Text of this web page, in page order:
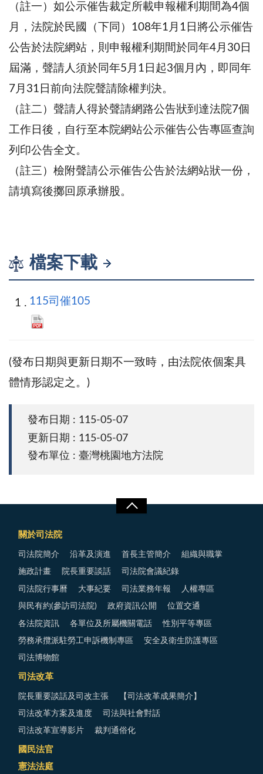
（註一）如公示催告裁定所載申報權利期間為4個
月，法院於民國（下同）108年1月1日將公示催告
公告於法院網站，則申報權利期間於同年4月30日
屆滿，聲請人須於同年5月1日起3個月內，即同年
7月31日前向法院聲請除權判決。
（註二）聲請人得於聲請網路公告狀到達法院7個
工作日後，自行至本院網站公示催告公告專區查詢
列印公告全文。
（註三）檢附聲請公示催告公告於法網站狀一份，
請填寫後擲回原承辦股。
檔案下載
115司催105
(發布日期與更新日期不一致時，由法院依個案具
體情形認定之。)
發布日期 : 115-05-07
更新日期 : 115-05-07
發布單位 : 臺灣桃園地方法院
關於司法院
司法院簡介 沿革及演進 首長主管簡介 組織與職掌
施政計畫 院長重要談話 司法院會議紀錄
司法院行事曆 大事紀要 司法業務年報 人權專區
與民有約(參訪司法院) 政府資訊公開 位置交通
各法院資訊 各單位及所屬機關電話 性別平等專區
勞務承攬派駐勞工申訴機制專區 安全及衛生防護專區
司法博物館
司法改革
院長重要談話及司改主張 【司法改革成果簡介】
司法改革方案及進度 司法與社會對話
司法改革宣導影片 裁判通俗化
國民法官
憲法法庭